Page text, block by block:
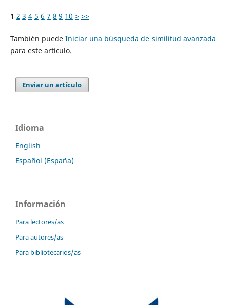
1 2 3 4 5 6 7 8 9 10 > >>
También puede Iniciar una búsqueda de similitud avanzada
para este artículo.
Enviar un artículo
Idioma
English
Español (España)
Información
Para lectores/as
Para autores/as
Para bibliotecarios/as